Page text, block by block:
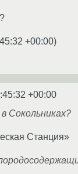
+00:00)
+00:00
Сокольниках?
Станция»